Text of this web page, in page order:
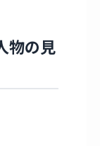
物の見